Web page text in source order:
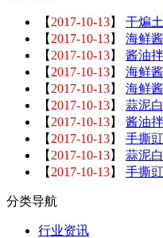
【 2017-10-13】 干煸
【 2017-10-13】 海鲜
【 2017-10-13】 酱油
【 2017-10-13】 海鲜
【 2017-10-13】 海鲜
【 2017-10-13】 蒜泥
【 2017-10-13】 酱油
【 2017-10-13】 手撕
【 2017-10-13】 蒜泥
【 2017-10-13】 手撕
分类导航
行业资讯